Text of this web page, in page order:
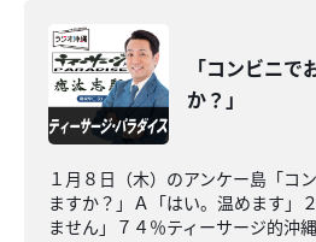
「コンビニ
か？」
１月８日（木）のアンケー島「コ
ますか？」Ａ「はい。温めます」
ません」７４％ティーサージ的沖